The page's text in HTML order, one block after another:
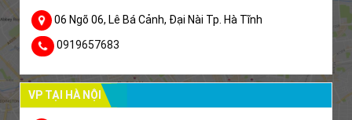
06 Ngõ 06, Lê Bá Cảnh, Đại Nài Tp. Hà Tĩnh
0919657683
VP TẠI HÀ NỘI